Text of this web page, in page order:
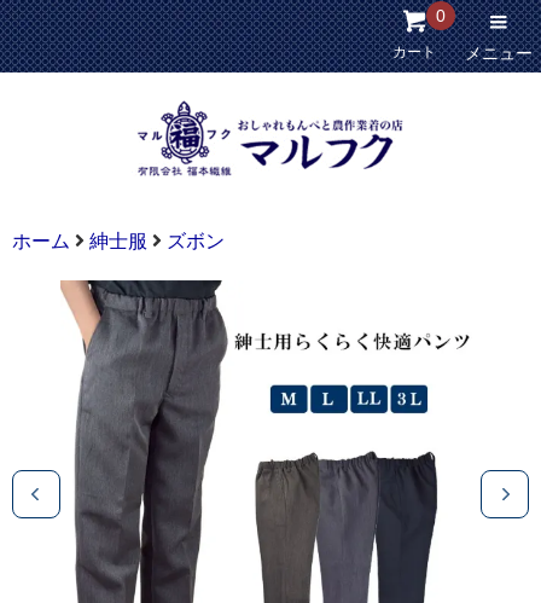
カート
0
メニュー
ホーム 紳士服 ズボン